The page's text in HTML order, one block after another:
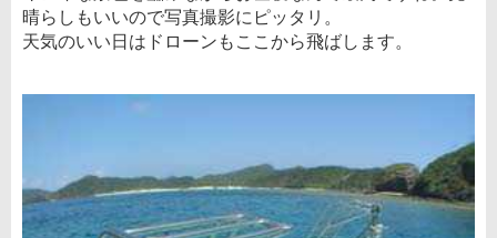
晴らしもいいので写真撮影にピッタリ。
天気のいい日はドローンもここから飛ばします。